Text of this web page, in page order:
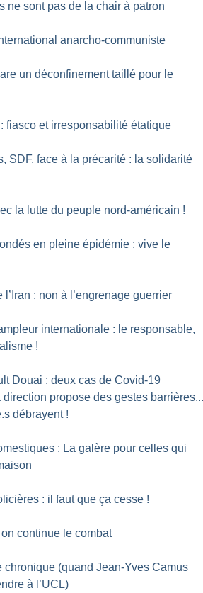
ne sont pas de la chair à patron
anarcho-communiste
un déconfinement taillé pour le
fiasco et irresponsabilité étatique
SDF, face à la précarité : la solidarité
la lutte du peuple nord-américain !
en pleine épidémie : vive le
l’Iran : non à l’engrenage guerrier
internationale : le responsable,
!
Douai : deux cas de Covid-19
direction propose des gestes
débrayent !
: La galère pour celles qui
: il faut que ça cesse !
continue le combat
chronique (quand Jean-Yves Camus
à l’UCL)